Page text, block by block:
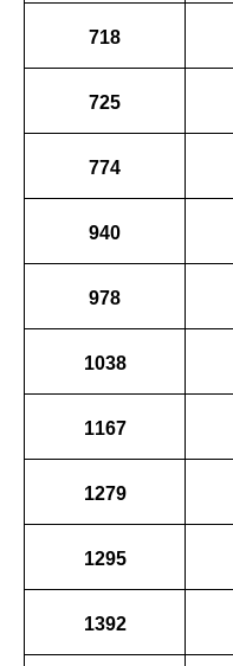
718
725
774
940
978
1038
1167
1279
1295
1392